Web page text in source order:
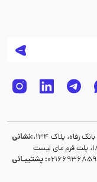
نشانی:تهران، خیابان آزادی، روبروی خیابان دکتر قریب، جنب بانک رفاه، پلاک 134،
پشتیبـانی :02166936859